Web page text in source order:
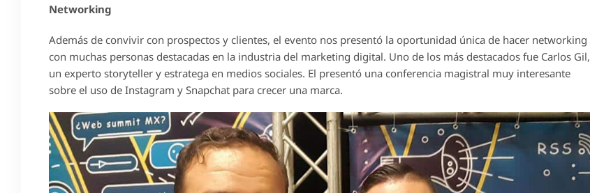
Networking
Además de convivir con prospectos y clientes, el evento nos presentó la oportunidad única de hacer networking
con muchas personas destacadas en la industria del marketing digital. Uno de los más destacados fue Carlos Gil,
un experto storyteller y estratega en medios sociales. El presentó una conferencia magistral muy interesante
sobre el uso de Instagram y Snapchat para crecer una marca.